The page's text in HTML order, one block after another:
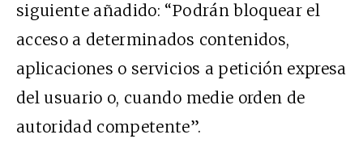
siguiente añadido: “Podrán bloquear el
acceso a determinados contenidos,
aplicaciones o servicios a petición expresa
del usuario o, cuando medie orden de
autoridad competente”.